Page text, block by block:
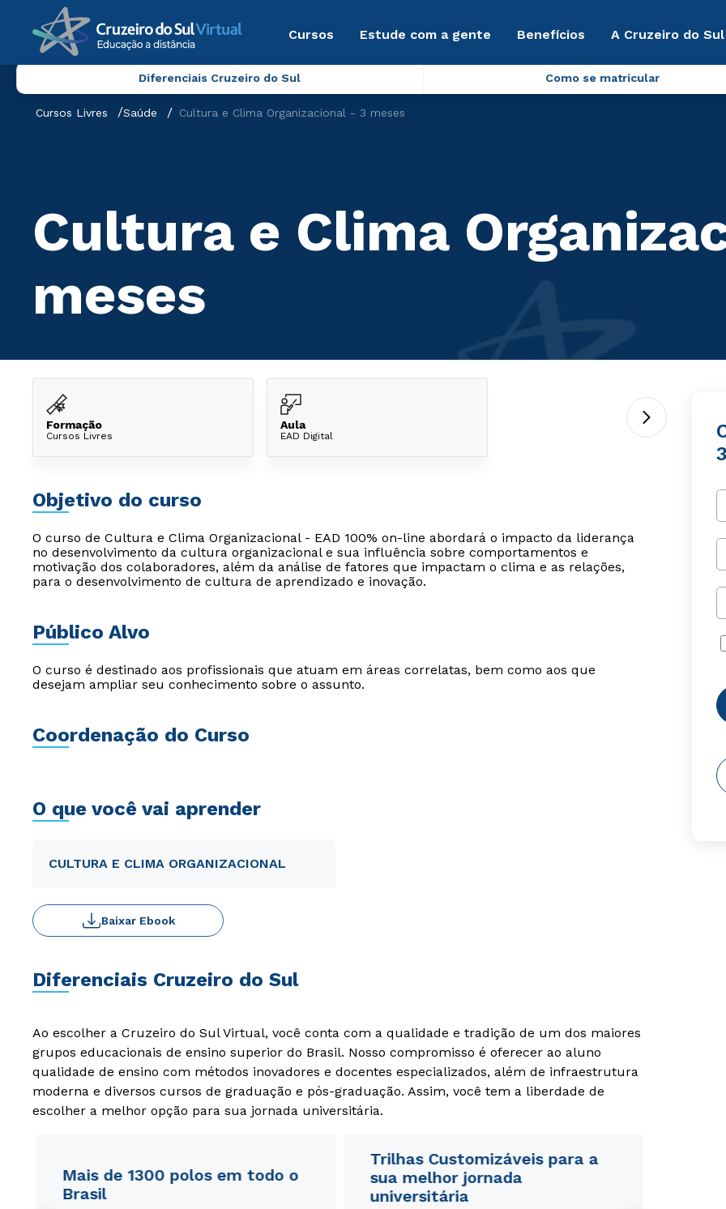
Cursos Estude com a gente Benefícios A Cruzeiro do
Diferenciais Cruzeiro do Sul Como se matricular
Cursos Livres Saúde Cultura e Clima Organizacional - 3 meses
Cultura e Clima
meses
Formação
Cursos Livres
Aula
EAD Digital
Objetivo do curso
O curso de Cultura e Clima Organizacional - EAD 100% on-line abordará o impacto da liderança
no desenvolvimento da cultura organizacional e sua influência sobre comportamentos e
motivação dos colaboradores, além da análise de fatores que impactam o clima e as relações,
para o desenvolvimento de cultura de aprendizado e inovação.
Público Alvo
O curso é destinado aos profissionais que atuam em áreas correlatas, bem como aos que
desejam ampliar seu conhecimento sobre o assunto.
Coordenação do Curso
O que você vai aprender
CULTURA E CLIMA ORGANIZACIONAL
Baixar Ebook
Diferenciais Cruzeiro do Sul
Ao escolher a Cruzeiro do Sul Virtual, você conta com a qualidade e tradição de um dos maiores
grupos educacionais de ensino superior do Brasil. Nosso compromisso é oferecer ao aluno
qualidade de ensino com métodos inovadores e docentes especializados, além de infraestrutura
moderna e diversos cursos de graduação e pós-graduação. Assim, você tem a liberdade de
escolher a melhor opção para sua jornada universitária.
Mais de 1300 polos em todo o
Brasil
Trilhas Customizáveis para a
sua melhor jornada
universitáriaRápido e fácil
Rápido e fácil